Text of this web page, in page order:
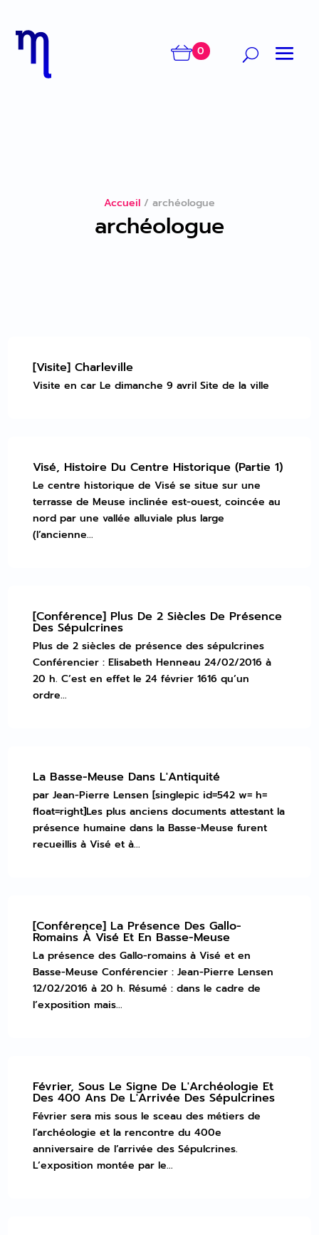
0
Accueil / archéologue
archéologue
[Visite] Charleville
Visite en car Le dimanche 9 avril Site de la ville
Visé, Histoire Du Centre Historique (Partie 1)
Le centre historique de Visé se situe sur une
terrasse de Meuse inclinée est-ouest, coincée au
nord par une vallée alluviale plus large
(l’ancienne...
[Conférence] Plus De 2 Siècles De Présence
Des Sépulcrines
Plus de 2 siècles de présence des sépulcrines
Conférencier : Elisabeth Henneau 24/02/2016 à
20 h. C’est en effet le 24 février 1616 qu’un
ordre...
La Basse-Meuse Dans L'Antiquité
par Jean-Pierre Lensen [singlepic id=542 w= h=
float=right]Les plus anciens documents attestant la
présence humaine dans la Basse-Meuse furent
recueillis à Visé et à...
[Conférence] La Présence Des Gallo-
Romains À Visé Et En Basse-Meuse
La présence des Gallo-romains à Visé et en
Basse-Meuse Conférencier : Jean-Pierre Lensen
12/02/2016 à 20 h. Résumé : dans le cadre de
l’exposition mais...
Février, Sous Le Signe De L'Archéologie Et
Des 400 Ans De L'Arrivée Des Sépulcrines
Février sera mis sous le sceau des métiers de
l’archéologie et la rencontre du 400e
anniversaire de l’arrivée des Sépulcrines.
L’exposition montée par le...